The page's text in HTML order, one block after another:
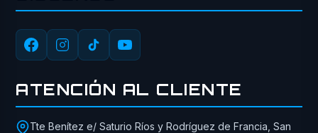
ATENCIÓN AL CLIENTE
Tte Benítez e/ Saturio Ríos y Rodríguez de Francia, San